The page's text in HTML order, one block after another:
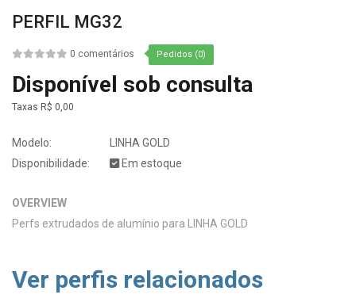
PERFIL MG32
0 comentários Pedidos (0)
Disponível sob consulta
Taxas R$ 0,00
Modelo:
LINHA GOLD
Disponibilidade:
Em estoque
OVERVIEW
Perfs extrudados de alumínio para LINHA GOLD
Ver perfis relacionados